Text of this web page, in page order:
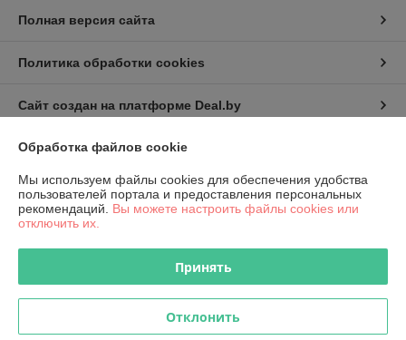
Полная версия сайта
Политика обработки cookies
Сайт создан на платформе Deal.by
Юридическое лицо:КИП-Эксперт ООО
220007, г. Минск, ул. Жуковского, 11А, пом. №6
г.Минска
Дата регистрации компании: 12.01.2011
Обработка файлов cookie
Мы используем файлы cookies для обеспечения удобства
пользователей портала и предоставления персональных
рекомендаций. Вы можете настроить файлы cookies или
отключить их.
Принять
Отклонить